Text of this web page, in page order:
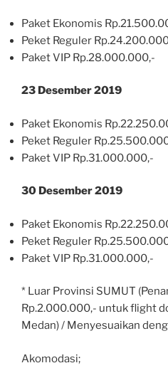
Paket Ekonomis
Peket Reguler
Paket VIP Rp.28.000.000,-
23 Desember 2019
Paket Ekonomis
Peket Reguler
Paket VIP Rp.31.000.000,-
30 Desember 2019
Paket Ekonomis
Peket Reguler
Paket VIP Rp.31.000.000,-
* Luar Provinsi SUMUT
Rp.2.000.000,- untuk flight
Medan) / Menyesuaikan
Akomodasi;